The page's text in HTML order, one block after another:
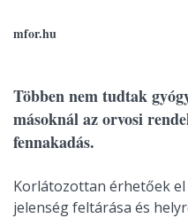
mfor.hu
Többen nem tudtak
másoknál az orvosi
fennakadás.
Korlátozottan érhetőek el
jelenség feltárása és